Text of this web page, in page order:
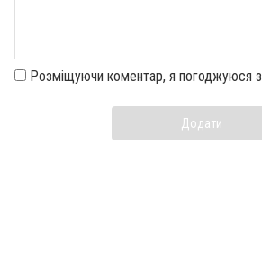
Розміщуючи коментар, я погоджуюся з
Додати